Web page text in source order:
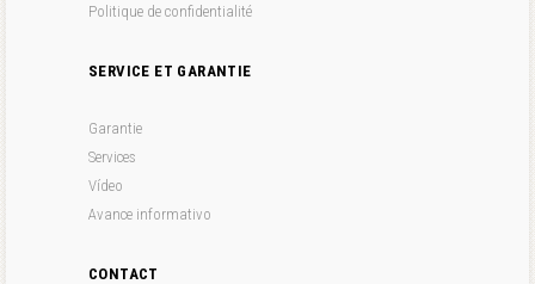
Politique de confidentialité
SERVICE ET GARANTIE
Garantie
Services
Vídeo
Avance informativo
CONTACT